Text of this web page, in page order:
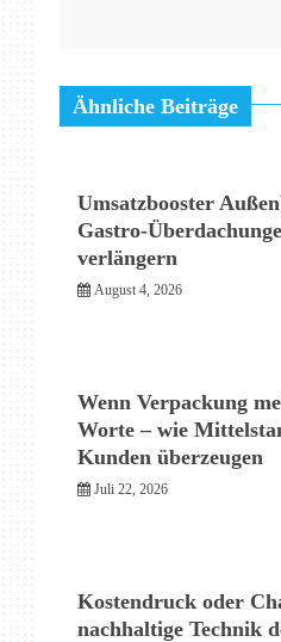
Ähnliche Beiträge
Umsatzbooster
Gastro-
verlängern
August 4, 2026
Wenn Verpackung
Worte – wie
Kunden überzeugen
Juli 22, 2026
Kostendruck oder
nachhaltige Technik